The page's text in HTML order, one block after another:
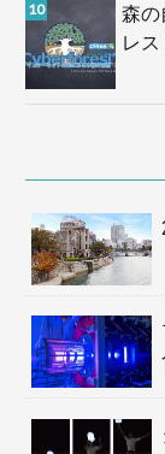
森の
レ